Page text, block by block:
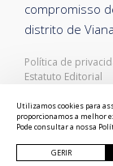
Política de
Estatuto Editorial
compromisso
distrito de
Utilizamos cookies para
proporcionamos a melhor
Pode consultar a nossa
GERIR